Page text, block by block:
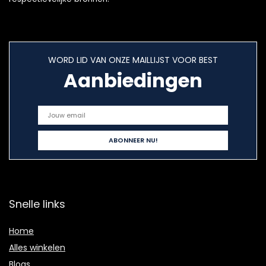
WORD LID VAN ONZE MAILLIJST VOOR BEST
Aanbiedingen
Snelle links
Home
Alles winkelen